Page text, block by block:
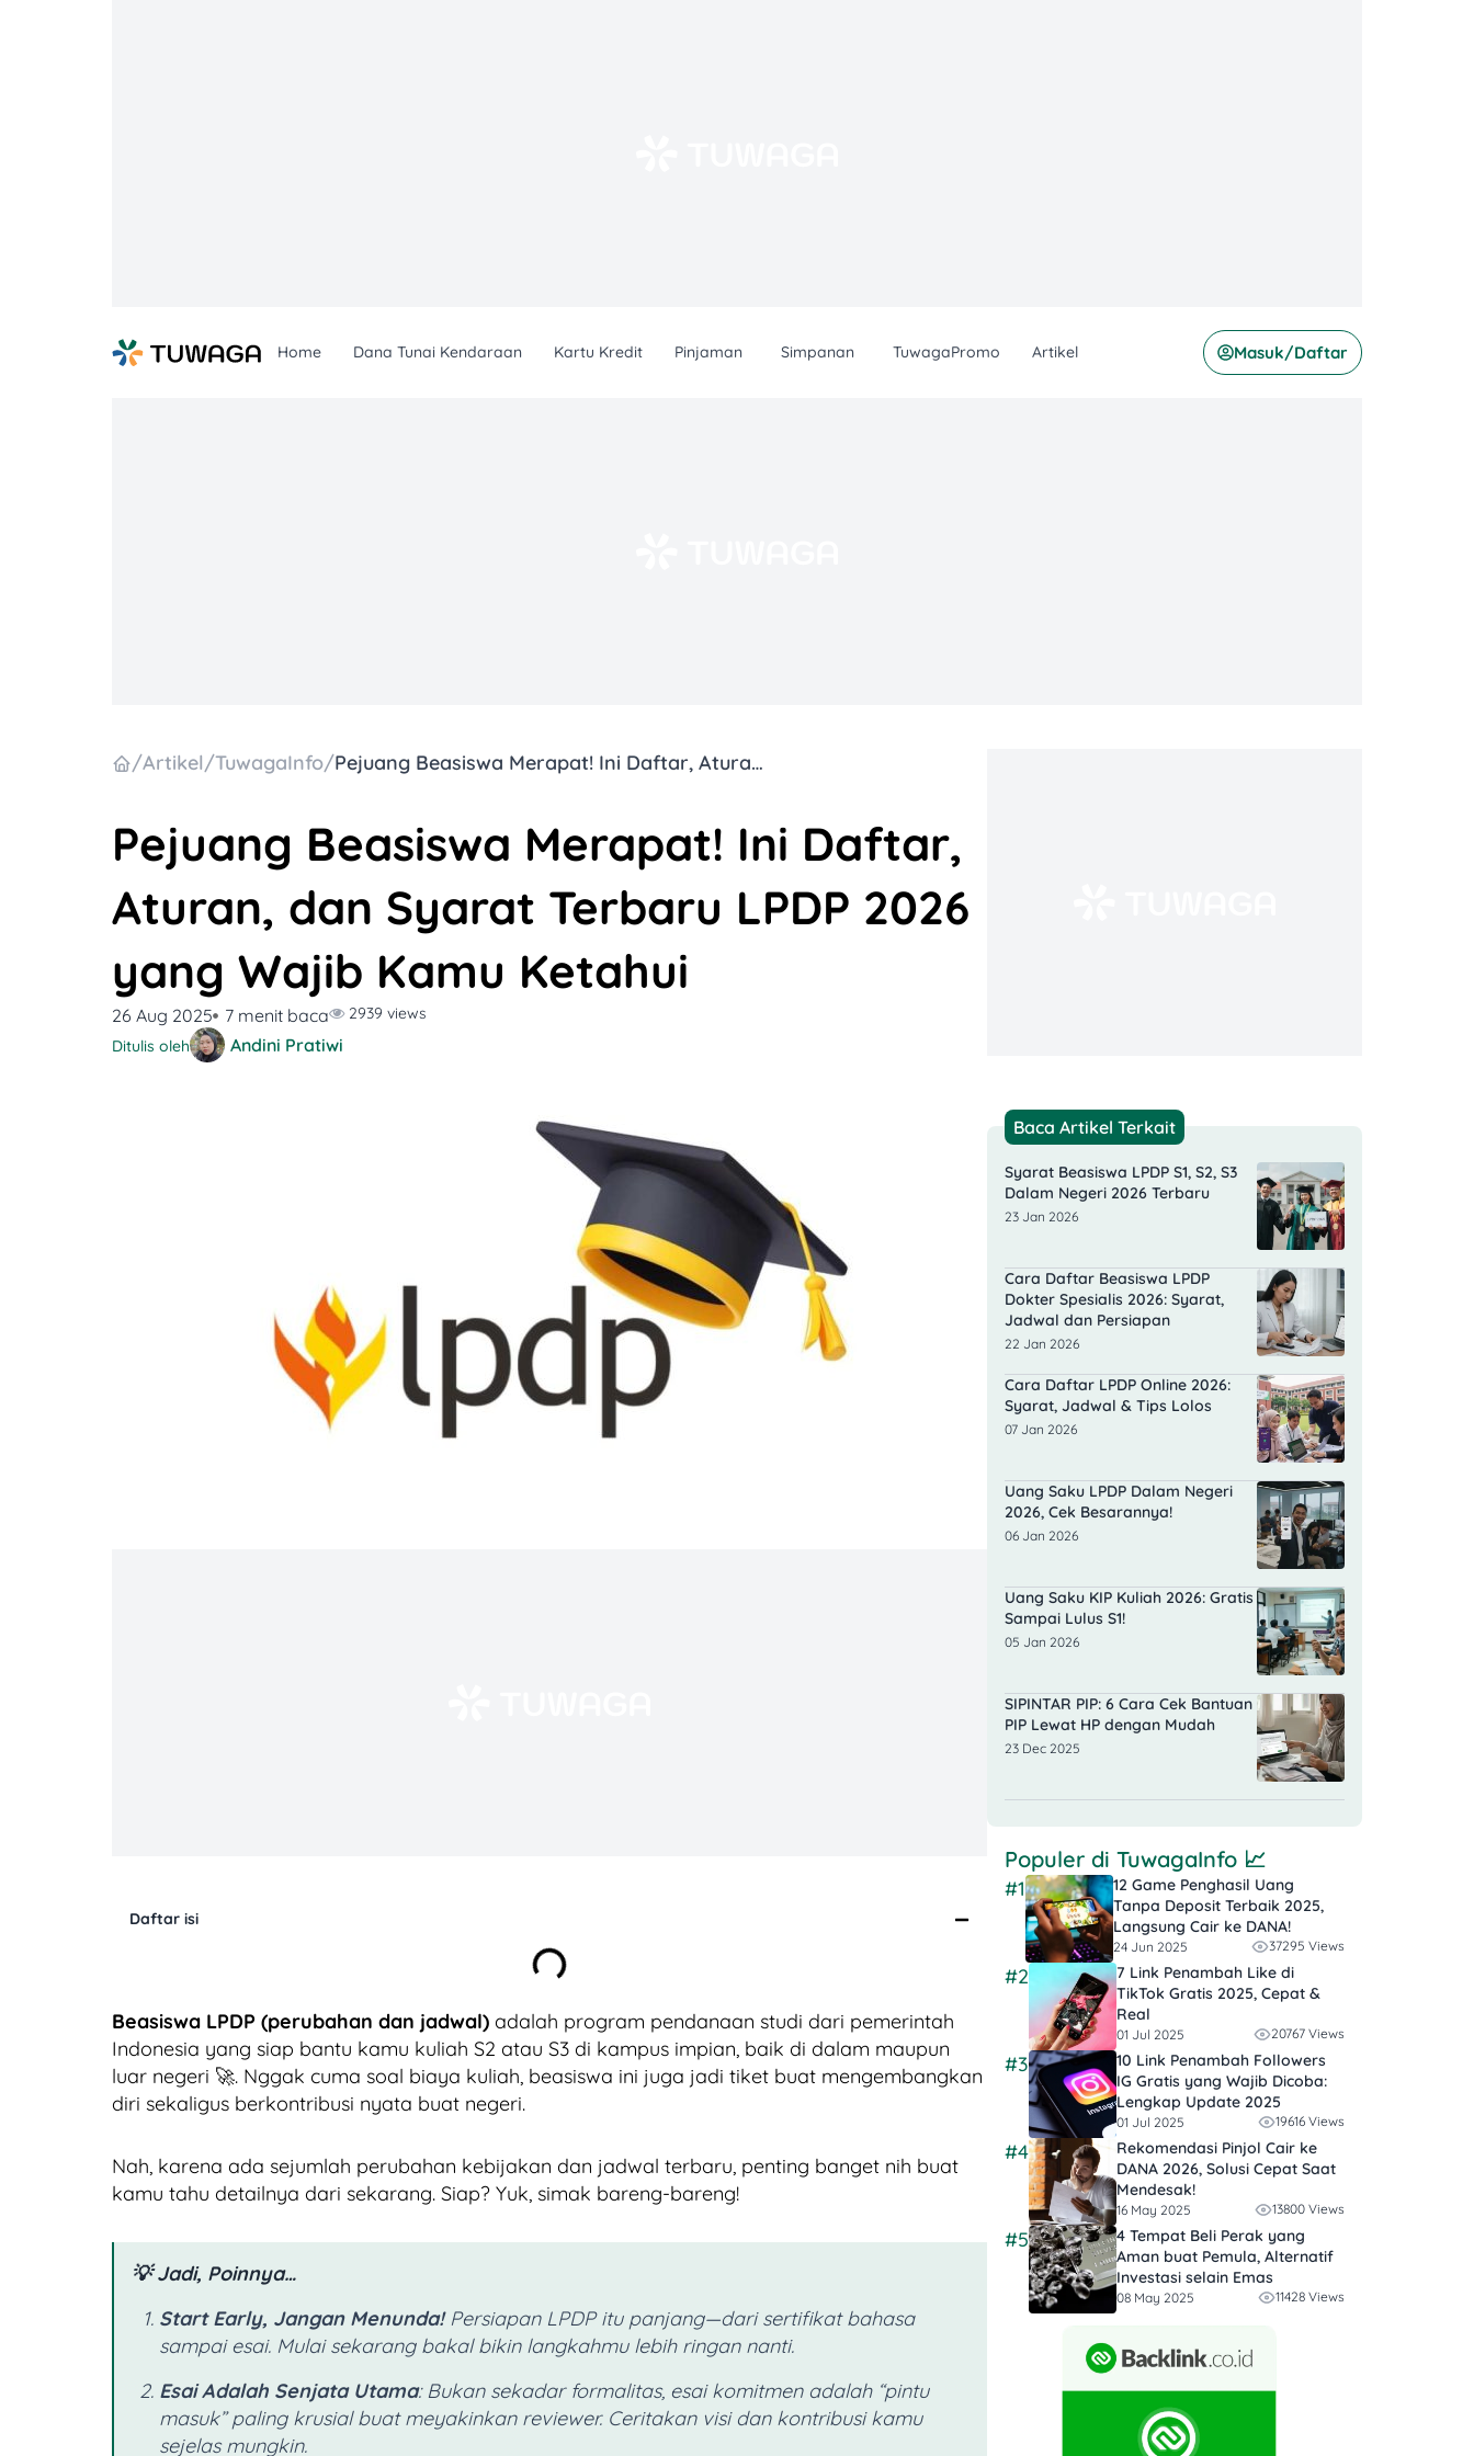
Home Dana Tunai Kendaraan Kartu Kredit Pinjaman Simpanan TuwagaPromo Artikel Masuk/Daftar
/Artikel/TuwagaInfo/ Pejuang Beasiswa Merapat! Ini Daftar, Aturan, dan Syarat Terbaru LPDP 2026 yang Wajib Kamu Ketahui
Pejuang Beasiswa Merapat! Ini Daftar,
Aturan, dan Syarat Terbaru LPDP 2026
yang Wajib Kamu Ketahui
26 Aug 2025 7 menit baca
2939 views
Ditulis oleh
Andini Pratiwi
Daftar isi
Beasiswa LPDP (perubahan dan jadwal) adalah program pendanaan studi dari pemerintah
Indonesia yang siap bantu kamu kuliah S2 atau S3 di kampus impian, baik di dalam maupun
luar negeri 🚀. Nggak cuma soal biaya kuliah, beasiswa ini juga jadi tiket buat mengembangkan
diri sekaligus berkontribusi nyata buat negeri.
Nah, karena ada sejumlah perubahan kebijakan dan jadwal terbaru, penting banget nih buat
kamu tahu detailnya dari sekarang. Siap? Yuk, simak bareng-bareng!
💡 Jadi, Poinnya…
Start Early, Jangan Menunda!Persiapan LPDP itu panjang—dari sertifikat bahasa
sampai esai. Mulai sekarang bakal bikin langkahmu lebih ringan nanti.
Esai Adalah Senjata Utama: Bukan sekadar formalitas, esai komitmen adalah “pintu
masuk” paling krusial buat meyakinkan reviewer. Ceritakan visi dan kontribusi kamu
sejelas mungkin.
Baca Artikel Terkait
Syarat Beasiswa LPDP S1, S2, S3
Dalam Negeri 2026 Terbaru
23 Jan 2026
Cara Daftar Beasiswa LPDP
Dokter Spesialis 2026: Syarat,
Jadwal dan Persiapan
22 Jan 2026
Cara Daftar LPDP Online 2026:
Syarat, Jadwal & Tips Lolos
07 Jan 2026
Uang Saku LPDP Dalam Negeri
2026, Cek Besarannya!
06 Jan 2026
Uang Saku KIP Kuliah 2026: Gratis
Sampai Lulus S1!
05 Jan 2026
SIPINTAR PIP: 6 Cara Cek Bantuan
PIP Lewat HP dengan Mudah
23 Dec 2025
Populer di TuwagaInfo 📈
#1
12 Game Penghasil Uang
Tanpa Deposit Terbaik 2025,
Langsung Cair ke DANA!
24 Jun 2025 37295 Views
#2
7 Link Penambah Like di
TikTok Gratis 2025, Cepat &
Real
01 Jul 2025 20767 Views
#3
10 Link Penambah Followers
IG Gratis yang Wajib Dicoba:
Lengkap Update 2025
01 Jul 2025 19616 Views
#4
Rekomendasi Pinjol Cair ke
DANA 2026, Solusi Cepat Saat
Mendesak!
16 May 2025 13800 Views
#5
4 Tempat Beli Perak yang
Aman buat Pemula, Alternatif
Investasi selain Emas
08 May 2025 11428 Views